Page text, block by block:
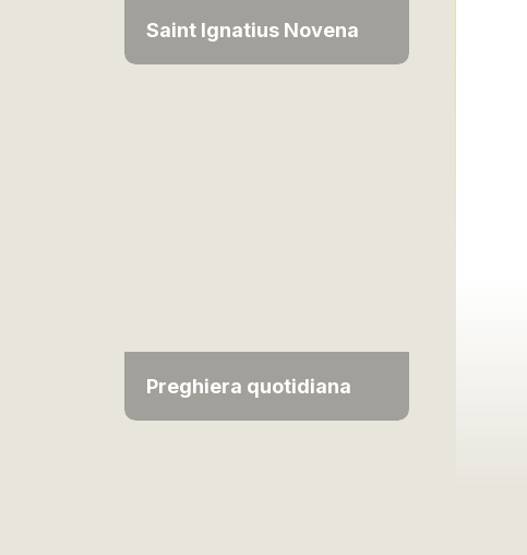
Saint Ignatius Novena
Preghiera quotidiana